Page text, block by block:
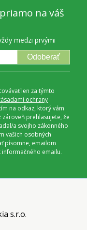
na váš
medzi prvými
Odoberať
len za týmto
ochrany
na odkaz, ktorý vám
zároveň prehlasujete, že
a svojho zákonného
vašich osobných
písomne, emailom
emailu.
s.r.o.